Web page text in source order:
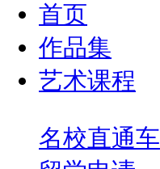
首页
作品集
艺术课程
名校直通车